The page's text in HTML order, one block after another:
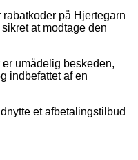
på Hjertegarn
at modtage den
umådelig beskeden,
indbefattet af en
et afbetalingstilbud